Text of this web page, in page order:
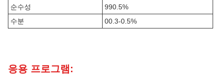
순수성
990.5%
수분
00.3-0.5%
응용 프로그램: